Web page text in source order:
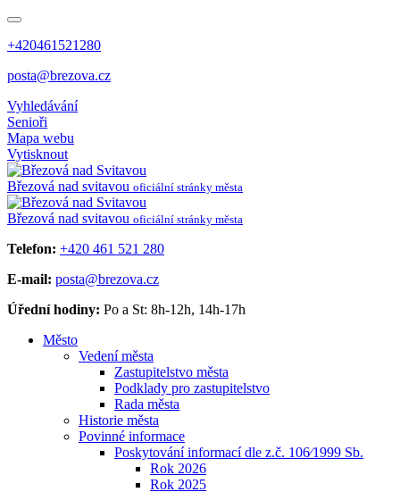
+420461521280
posta@brezova.cz
Vyhledávání
Senioři
Mapa webu
Vytisknout
Březová nad svitavou oficiální stránky města
Březová nad svitavou oficiální stránky města
Telefon: +420 461 521 280
E-mail: posta@brezova.cz
Úřední hodiny: Po a St: 8h-12h, 14h-17h
Město
Vedení města
Zastupitelstvo města
Podklady pro zastupitelstvo
Rada města
Historie města
Povinné informace
Poskytování informací dle z.č. 106⁄1999 Sb.
Rok 2026
Rok 2025